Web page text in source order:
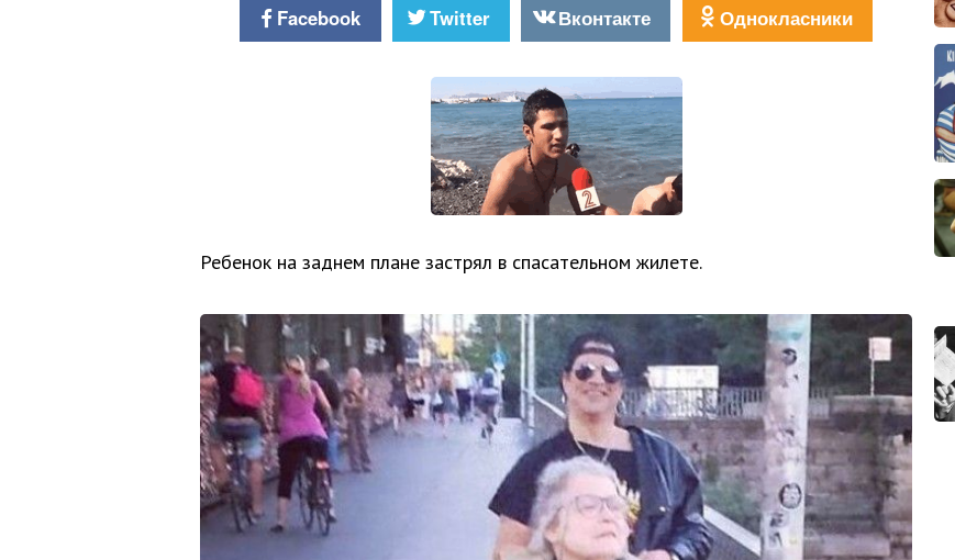
Facebook Twitter Вконтакте Однокласники
Ребенок на заднем плане застрял в спасательном жилете.